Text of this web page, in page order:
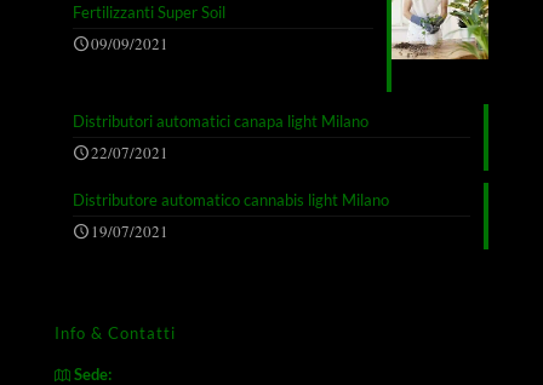
Fertilizzanti Super Soil
09/09/2021
Distributori automatici canapa light Milano
22/07/2021
Distributore automatico cannabis light Milano
19/07/2021
Info & Contatti
Sede: